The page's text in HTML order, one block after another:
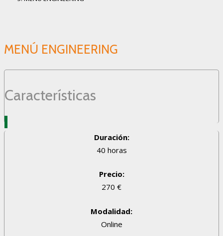
MENÚ ENGINEERING
Características
Duración:
40 horas
Precio:
270 €
Modalidad:
Online